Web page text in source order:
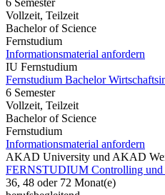
6 Semester
Vollzeit, Teilzeit
Bachelor of Science
Fernstudium
Informationsmaterial anfordern
IU Fernstudium
Fernstudium Bachelor
6 Semester
Vollzeit, Teilzeit
Bachelor of Science
Fernstudium
Informationsmaterial anfordern
AKAD University und AKAD
FERNSTUDIUM Controlling und
36, 48 oder 72 Monat(e)